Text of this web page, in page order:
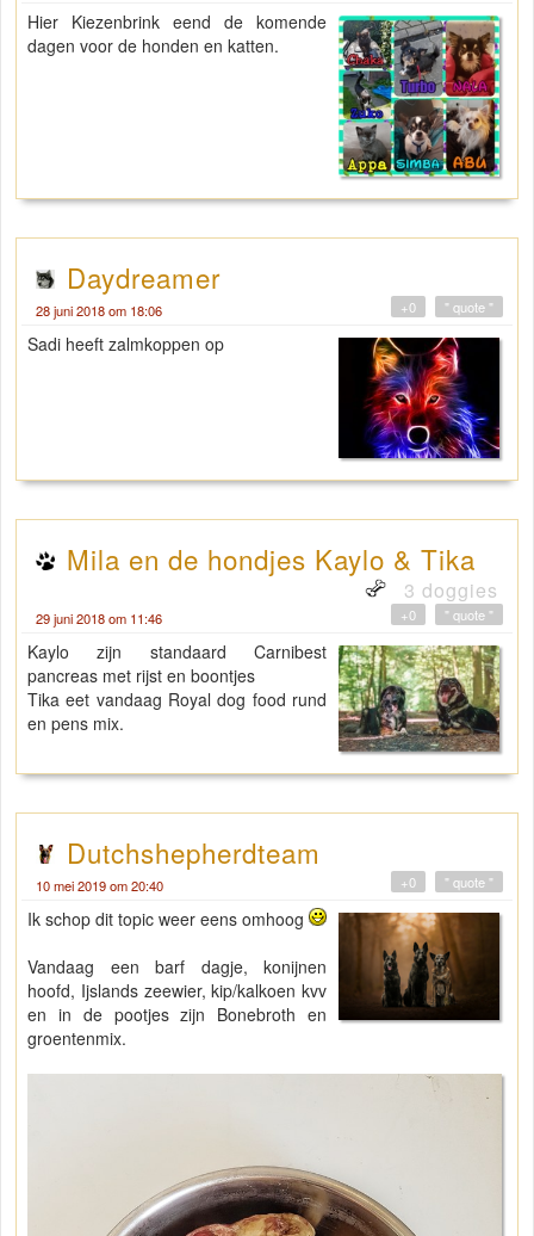
Hier Kiezenbrink eend de komende
dagen voor de honden en katten.
Daydreamer
28 juni 2018 om 18:06 " quote "
+0
Sadi heeft zalmkoppen op
Mila en de hondjes Kaylo & Tika
3 doggies
29 juni 2018 om 11:46 " quote "
+0
Kaylo zijn standaard Carnibest
pancreas met rijst en boontjes
Tika eet vandaag Royal dog food rund
en pens mix.
Dutchshepherdteam
10 mei 2019 om 20:40 " quote "
+0
Ik schop dit topic weer eens omhoog
Vandaag een barf dagje, konijnen
hoofd, Ijslands zeewier, kip/kalkoen kvv
en in de pootjes zijn Bonebroth en
groentenmix.